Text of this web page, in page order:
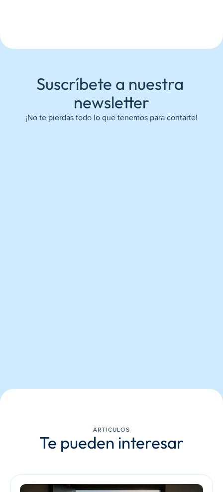
Suscríbete a nuestra
newsletter
¡No te pierdas todo lo que tenemos para contarte!
ARTÍCULOS
Te pueden interesar